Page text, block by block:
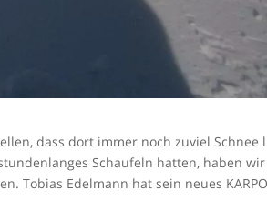
dass dort immer noch zuviel Schnee
Schaufeln hatten, haben
Tobias Edelmann hat sein neues
Spaß
dazu
sich -
Tag,